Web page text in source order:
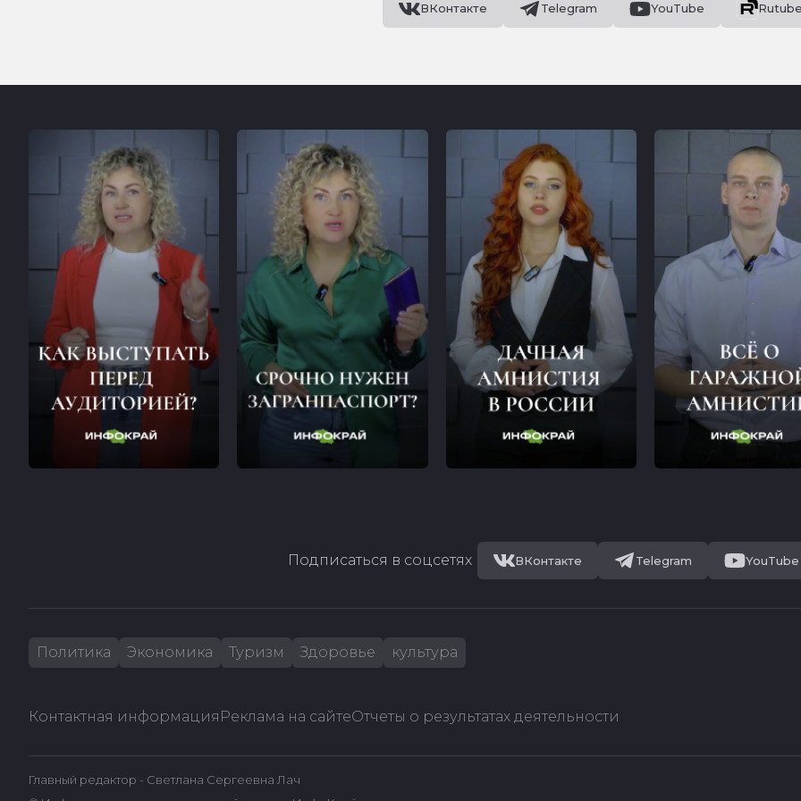
ВКонтакте Telegram YouTube
Подписаться в соцсетях ВКонтакте Telegram YouTube
Политика Экономика Туризм Здоровье культура
Контактная информация Реклама на сайтеОтчеты о результатах деятельности
Главный редактор - Светлана Сергеевна Лач